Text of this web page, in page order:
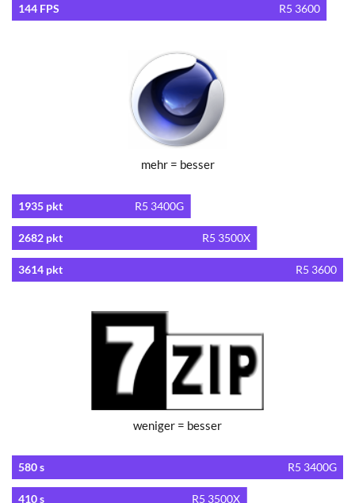
144 FPS R5 3600
mehr = besser
1935 pkt R5 3400G
2682 pkt R5 3500X
3614 pkt R5 3600
weniger = besser
580 s R5 3400G
410 s R5 3500X